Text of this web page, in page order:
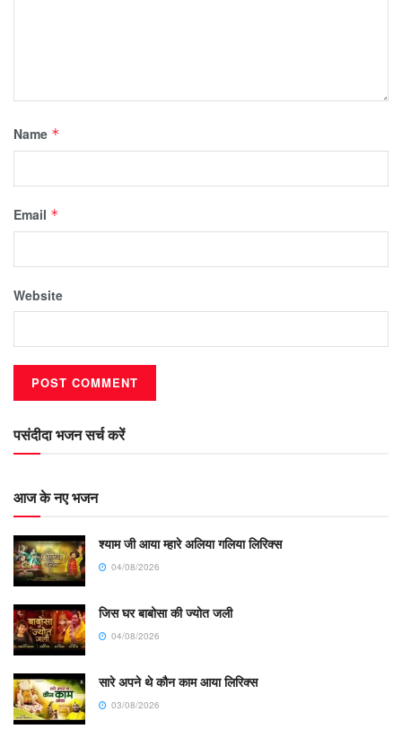
Name *
Email *
Website
पसंदीदा भजन सर्च करें
आज के नए भजन
श्याम जी आया म्हारे अलिया गलिया लिरिक्स
04/08/2026
जिस घर बाबोसा की ज्योत जली
04/08/2026
सारे अपने थे कौन काम आया लिरिक्स
03/08/2026